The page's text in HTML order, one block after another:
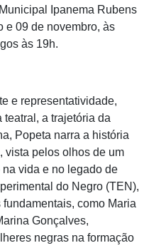
Ipanema Rubens
e 09 de novembro, às
às 19h.
e representatividade,
a trajetória da
Popeta narra a história
vista pelos olhos de um
vida e no legado de
do Negro (TEN),
como Maria
Gonçalves,
negras na formação